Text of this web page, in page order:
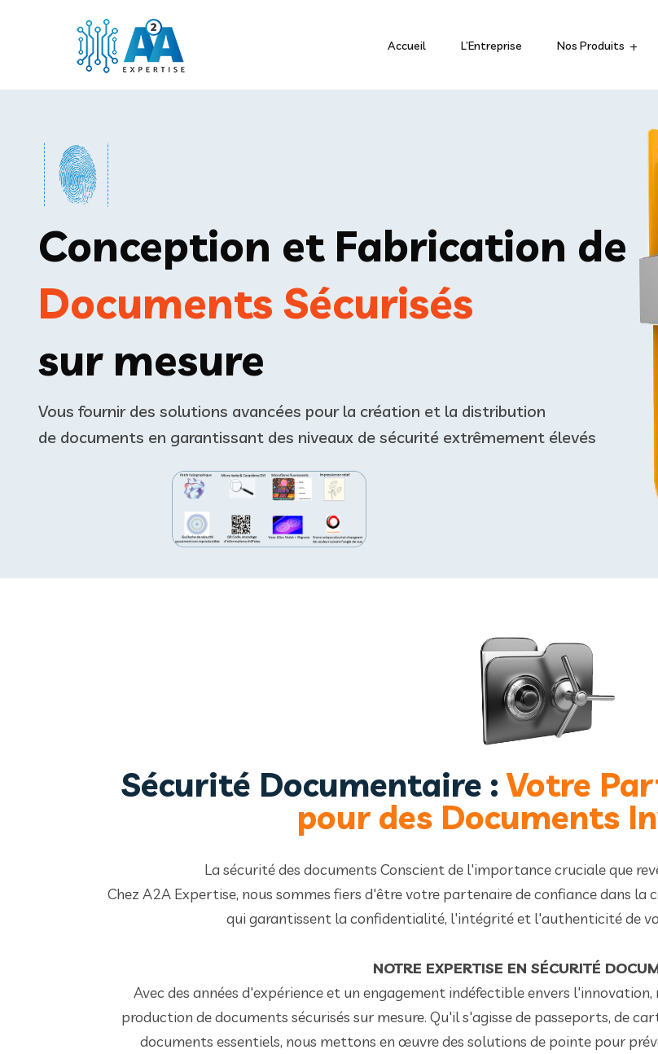
Accueil L’Entreprise Nos Produits
Vous fournir des solutions avancées pour la création et la distribution
de documents en garantissant des niveaux de sécurité extrêmement élevés
Conception et Fabrication de
Documents Sécurisés
sur mesure
Sécurité Documentaire :Votre
pour des Documents
La sécurité des documents Conscient de l'importance cruciale que
Chez A2A Expertise, nous sommes fiers d'être votre partenaire de confiance dans
qui garantissent la confidentialité, l'intégrité et l'authenticité de
NOTRE EXPERTISE EN SÉCURITÉ
Avec des années d'expérience et un engagement indéfectible envers
production de documents sécurisés sur mesure. Qu'il s'agisse de passeports, de
documents essentiels, nous mettons en œuvre des solutions de pointe pour